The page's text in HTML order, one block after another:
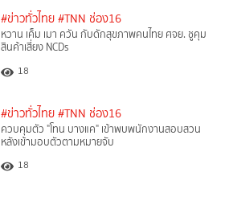
#ข่าวทั่วไทย #TNN ช่อง16
หวาน เค็ม เมา ควัน กับดักสุขภาพคนไทย ศจย. ชูคุม
สินค้าเสี่ยง NCDs
18
#ข่าวทั่วไทย #TNN ช่อง16
ควบคุมตัว "โทน บางแค" เข้าพบพนักงานสอบสวน
หลังเข้ามอบตัวตามหมายจับ
18